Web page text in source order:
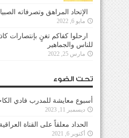
الإتحاد المراهق وتصرفاته
مايو 6, 2022
ارحلوا كفاكم تغنٍ بإنتصارات
للناس والجماهير
مارس 25, 2022
تحت الضوء
أسبوع معايشة للمدرب فادي
ديسمبر 11, 2023
الحداد معلقاً على القناة
أكتوبر 6, 2021